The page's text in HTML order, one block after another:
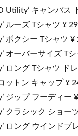
Utility’ キャンバス
ルーズ Tシャツ ¥
ボクシー Tシャツ ¥
オーバーサイズ T
ロング Tシャツ ド
ットン キャップ ¥
ジップ フーディー
クラシック ショー
ロング ウインドブ